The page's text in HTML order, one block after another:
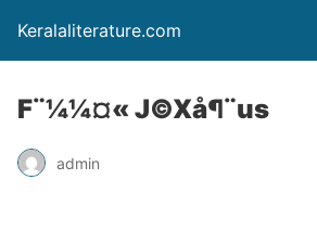
Keralaliterature.com
F¨¼¼¤« J©Xå¶¨us
admin